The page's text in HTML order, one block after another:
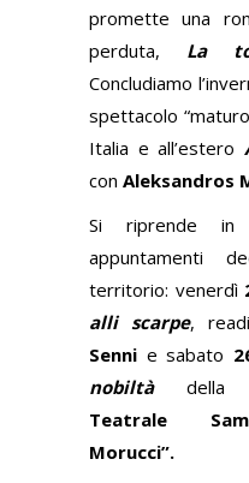
promette una
perduta, La
Concludiamo
spettacolo
Italia e all’estero
con Aleksandros
Si riprende in
appuntamenti
territorio: venerdì
alli scarpe,
Senni e sabato
nobiltà della
Teatrale
Morucci”.